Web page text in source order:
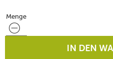
Menge
Menge
IN DEN